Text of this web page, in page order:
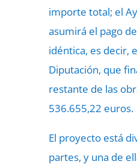
importe total; el
asumirá el pago
idéntica, es decir,
Diputación, que
restante de las
536.655,22 euros.
El proyecto está
partes, y una de